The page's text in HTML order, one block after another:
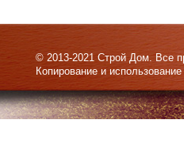
© 2013-2021 Строй Дом. Все
Копирование и